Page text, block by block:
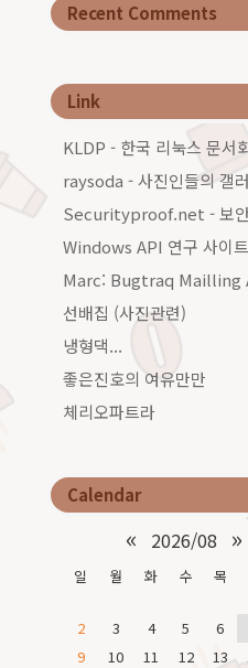
Recent Comments
Link
KLDP - 한국 리눅스 문서
raysoda - 사진인들의 갤
Securityproof.net - 보안
Windows API 연구 사이트
Marc: Bugtraq Mailling
선배집 (사진관련)
냉형댁...
좋은진호의 여유만만
체리오파트라
Calendar
« 2026/08 »
일 월 화 수 목
2
3 4 5 6
9
10 11 12 13